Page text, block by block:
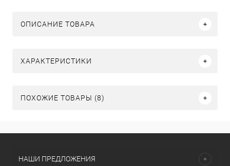
ОПИСАНИЕ ТОВАРА
ХАРАКТЕРИСТИКИ
ПОХОЖИЕ ТОВАРЫ (8)
НАШИ ПРЕДЛОЖЕНИЯ